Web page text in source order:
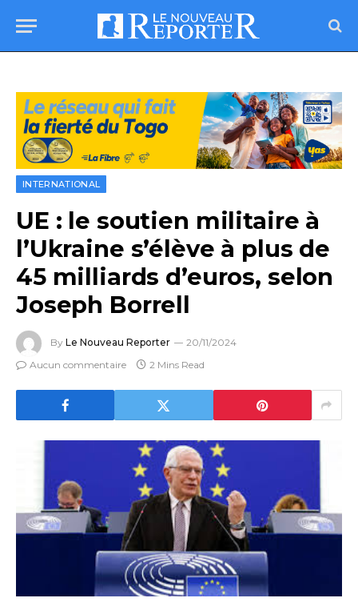
INTERNATIONAL
UE : le soutien militaire à
l’Ukraine s’élève à plus de
45 milliards d’euros, selon
Joseph Borrell
By Le Nouveau Reporter
20/11/2024
Aucun commentaire
2 Mins Read